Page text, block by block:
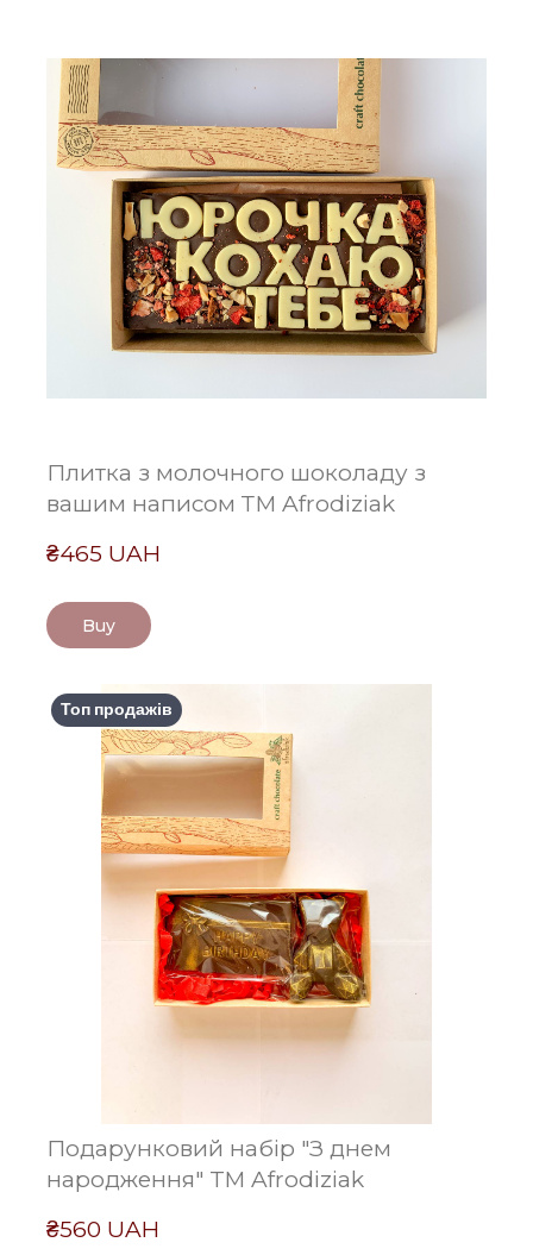
Плитка з молочного шоколаду з
вашим написом ТМ Afrodiziak
₴465 UAH
Buy
Топ продажів
Подарунковий набір "З днем
народження" TM Afrodiziak
₴560 UAH